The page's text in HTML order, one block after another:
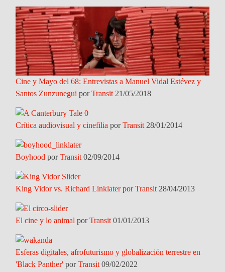
Cine y Mayo del 68: Entrevistas a Manuel Vidal Estévez y
Santos Zunzunegui porTransit 21/05/2018
Crítica audiovisual y cinefilia porTransit 28/01/2014
Boyhood porTransit 02/09/2014
King Vidor vs. Richard LinklaterporTransit 28/04/2013
El cine y lo animal porTransit 01/01/2013
Esferas digitales, afrofuturismo y globalización terrestre en
'Black Panther' porTransit 09/02/2022